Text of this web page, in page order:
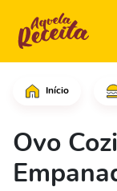
Início
Ovo
Em uma